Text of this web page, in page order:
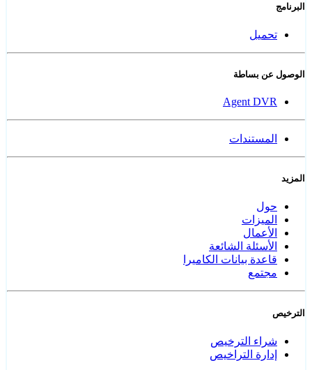
البرنامج
تحميل
الوصول عن بساطة
Agent DVR
المستندات
المزيد
حول
الميزات
الأعمال
الأسئلة الشائعة
قاعدة بيانات الكاميرا
مجتمع
الترخيص
شراء الترخيص
إدارة التراخيص